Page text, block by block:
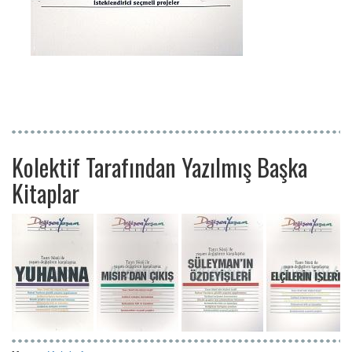
Kolektif Tarafından Yazılmış Başka
Kitaplar